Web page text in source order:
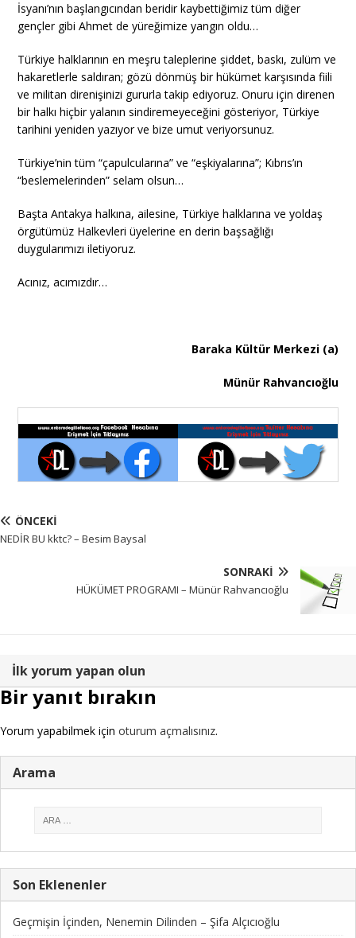
İsyanı’nın başlangıcından beridir kaybettiğimiz tüm diğer
gençler gibi Ahmet de yüreğimize yangın oldu…
Türkiye halklarının en meşru taleplerine şiddet, baskı, zulüm ve
hakaretlerle saldıran; gözü dönmüş bir hükümet karşısında fiili
ve militan direnişinizi gururla takip ediyoruz. Onuru için direnen
bir halkı hiçbir yalanın sindiremeyeceğini gösteriyor, Türkiye
tarihini yeniden yazıyor ve bize umut veriyorsunuz.
Türkiye’nin tüm “çapulcularına” ve “eşkiyalarına”; Kıbrıs’ın
“beslemelerinden” selam olsun…
Başta Antakya halkına, ailesine, Türkiye halklarına ve yoldaş
örgütümüz Halkevleri üyelerine en derin başsağlığı
duygularımızı iletiyoruz.
Acınız, acımızdır…
Baraka Kültür Merkezi (a)
Münür Rahvancıoğlu
ÖNCEKI
NEDİR BU kktc? – Besim Baysal
SONRAKI
HÜKÜMET PROGRAMI – Münür Rahvancıoğlu
İlk yorum yapan olun
Bir yanıt bırakın
Yorum yapabilmek için oturum açmalısınız.
Arama
Son Eklenenler
Geçmişin İçinden, Nenemin Dilinden – Şifa Alçıcıoğlu